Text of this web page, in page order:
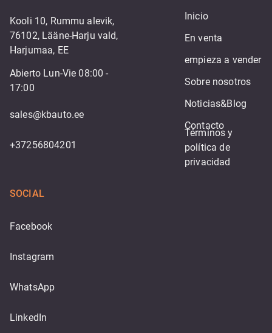
Kooli 10, Rummu alevik,
76102, Lääne-Harju vald,
Harjumaa, EE
Abierto Lun-Vie 08:00 -
17:00
sales@kbauto.ee
+37256804201
Inicio
En venta
empieza a vender
Sobre nosotros
Noticias&Blog
Contacto
Términos y
política de
privacidad
SOCIAL
Facebook
Instagram
WhatsApp
LinkedIn